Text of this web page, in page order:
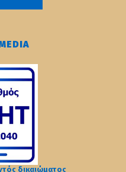
δικαιώματος